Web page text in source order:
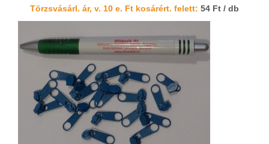
Törzsvásárl. ár, v. 10 e. Ft kosárért. felett: 54 Ft / db